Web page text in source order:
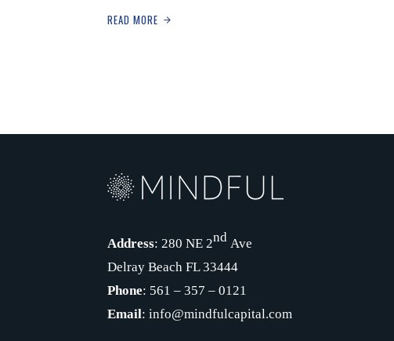
READ MORE
Address: 280 NE 2nd Ave
Delray Beach FL 33444
Phone: 561 – 357 – 0121
Email: info@mindfulcapital.com